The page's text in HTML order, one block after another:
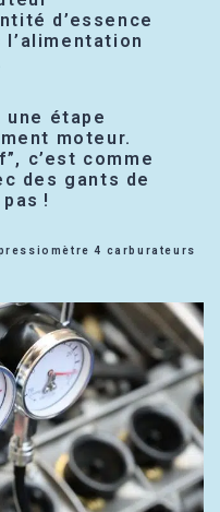
d’essence
l’alimentation
une étape
moteur.
c’est comme
des gants de
!
4 carburateurs